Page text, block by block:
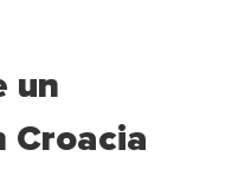
un
Croacia